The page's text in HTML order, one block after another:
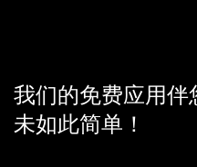
我们的免费应用
未如此简单！